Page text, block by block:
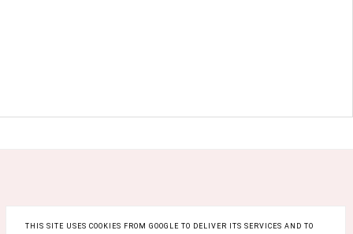
THIS SITE USES COOKIES FROM GOOGLE TO DELIVER ITS SERVICES AND TO